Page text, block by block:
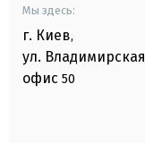
Мы здесь:
г. Киев,
ул. Владимирская
офис 50